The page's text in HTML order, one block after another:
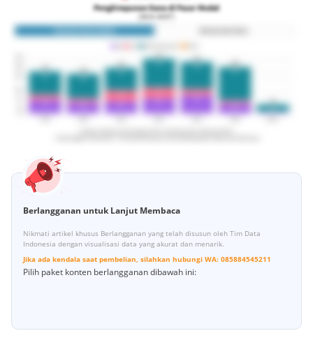
Berlangganan untuk Lanjut Membaca
Nikmati artikel khusus Berlangganan yang telah disusun oleh Tim Data
Indonesia dengan visualisasi data yang akurat dan menarik.
Jika ada kendala saat pembelian, silahkan hubungi WA: 085884545211
Pilih paket konten berlangganan dibawah ini: